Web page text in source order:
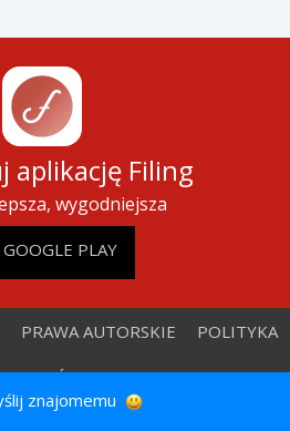
znajomemu
aplikację Filing
wygodniejsza
GOOGLE PLAY
PRAWA AUTORSKIE POLITYKA
REKLAMA KONTAKT